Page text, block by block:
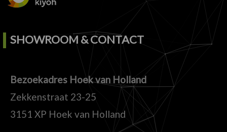
SHOWROOM & CONTACT
Bezoekadres Hoek van Holland
Zekkenstraat 23-25
3151 XP Hoek van Holland